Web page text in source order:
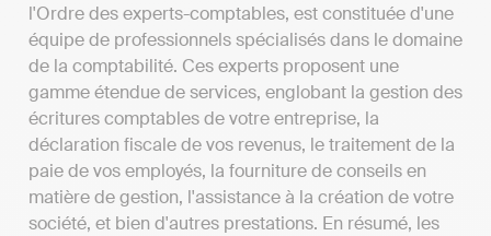
l'Ordre des experts-comptables, est constituée d'une
équipe de professionnels spécialisés dans le domaine
de la comptabilité. Ces experts proposent une
gamme étendue de services, englobant la gestion des
écritures comptables de votre entreprise, la
déclaration fiscale de vos revenus, le traitement de la
paie de vos employés, la fourniture de conseils en
matière de gestion, l'assistance à la création de votre
société, et bien d'autres prestations. En résumé, les